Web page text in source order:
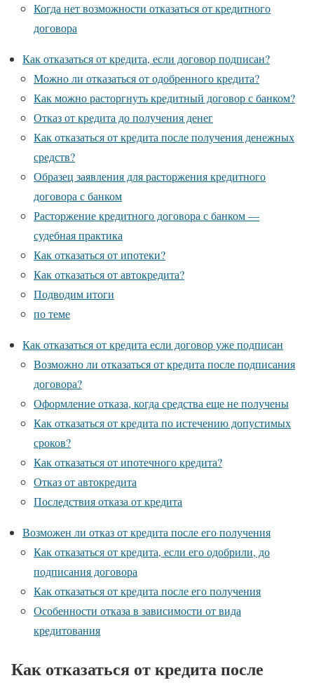
Когда нет возможности отказаться от кредитного
договора
Как отказаться от кредита, если договор подписан?
Можно ли отказаться от одобренного кредита?
Как можно расторгнуть кредитный договор с банком?
Отказ от кредита до получения денег
Как отказаться от кредита после получения денежных
средств?
Образец заявления для расторжения кредитного
договора с банком
Расторжение кредитного договора с банком —
судебная практика
Как отказаться от ипотеки?
Как отказаться от автокредита?
Подводим итоги
по теме
Как отказаться от кредита если договор уже подписан
Возможно ли отказаться от кредита после подписания
договора?
Оформление отказа, когда средства еще не получены
Как отказаться от кредита по истечению допустимых
сроков?
Как отказаться от ипотечного кредита?
Отказ от автокредита
Последствия отказа от кредита
Возможен ли отказ от кредита после его получения
Как отказаться от кредита, если его одобрили, до
подписания договора
Как отказаться от кредита после его получения
Особенности отказа в зависимости от вида
кредитования
Как отказаться от кредита после